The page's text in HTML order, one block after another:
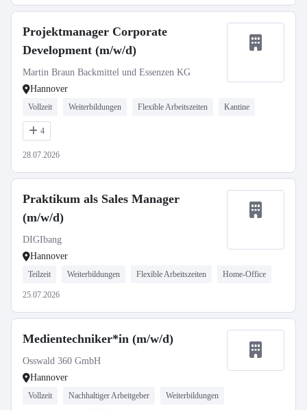
Projektmanager Corporate
Development (m/w/d)
Martin Braun Backmittel und Essenzen KG
Hannover
Vollzeit Weiterbildungen Flexible Arbeitszeiten Kantine
4
28.07.2026
Praktikum als Sales Manager
(m/w/d)
DIGIbang
Hannover
Teilzeit Weiterbildungen Flexible Arbeitszeiten Home-Office
25.07.2026
Medientechniker*in (m/w/d)
Osswald 360 GmbH
Hannover
Vollzeit Nachhaltiger Arbeitgeber Weiterbildungen